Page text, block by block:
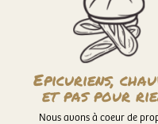
Epicuriens,
et pas pour
Nous avons à coeur de